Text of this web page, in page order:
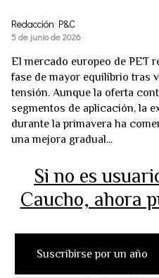
Redacción P&C
5 de junio de 2026
El mercado europeo de PET
fase de mayor equilibrio tras
tensión. Aunque la oferta
segmentos de aplicación, la
durante la primavera ha
una mejora gradual...
Si no es
Caucho, ahora
Suscribirse por un año